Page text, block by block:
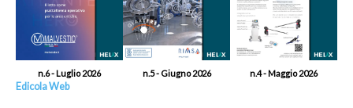
n.6 - Luglio 2026 n.5 - Giugno 2026 n.4 - Maggio 2026
Edicola Web